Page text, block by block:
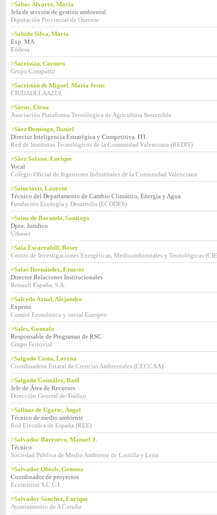
>Sabas Álvarez, María
Jefa de sección de gestión ambiental
Diputación Provincial de Ourense
>Sabido Silva, Marta
Exp. MA
Endesa
>Sacristán, Carmen
Grupo Compartir
>Sacristán de Miguel, María Jesus
CIUDADELAAZUL
>Sáenz, Elena
Asociación Plataforma Tecnólogica de Agricultura Sostenible
>Sáez Domingo, Daniel
Director Inteligencia Estratégica y Competitiva. ITI.
Red de Institutos Tecnológicos de la Comunidad Valenciana (REDIT)
>Sáez Solano, Enrique
Vocal
Colegio Oficial de Ingenieros Industriales de la Comunidad Valenciana
>Sainctavit, Laurent
Técnico del Departamento de Cambio Climático, Energía y Agua
Fundación Ecología y Desarrollo (ECODES)
>Sainz de Baranda, Santiago
Dpto. Juridico
Urbaser
>Sala Escarrabill, Roser
Centro de Investigaciones Energéticas, Medioambientales y Tecnológicas
>Salas Hernández, Ernesto
Director Relaciones Institucionales
Renault España, S.A.
>Salcedo Aznal, Alejandro
Experto
Comité Económico y social Europeo
>Sales, Gonzalo
Responsable de Programas de RSC
Grupo Ferrovial
>Salgado Costa, Lorena
Coordinadora Estatal de Ciencias Ambientales (CECCAA)
>Salgado González, Raúl
Jefe de Área de Recursos
Dirección General de Tráfico
>Salinas de Ugarte, Ángel
Técnico de medio ambiente
Red Eléctrica de España (REE)
>Salvador Barrueco, Manuel J.
Técnico
Sociedad Pública de Medio Ambiente de Castilla y León
>Salvador Obiols, Gemma
Coordinador de proyectos
Ecoinstitut S.C.C.L.
>Salvador Sánchez, Enrique
Ayuntamiento de A Coruña